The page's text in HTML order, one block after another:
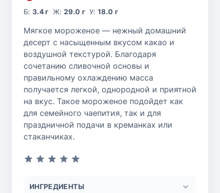
Б:3.4 г Ж: 29.0 г У:18.0 г
Мягкое мороженое — нежный домашний
десерт с насыщенным вкусом какао и
воздушной текстурой. Благодаря
сочетанию сливочной основы и
правильному охлаждению масса
получается легкой, однородной и приятной
на вкус. Такое мороженое подойдет как
для семейного чаепития, так и для
праздничной подачи в креманках или
стаканчиках.
ИНГРЕДИЕНТЫ